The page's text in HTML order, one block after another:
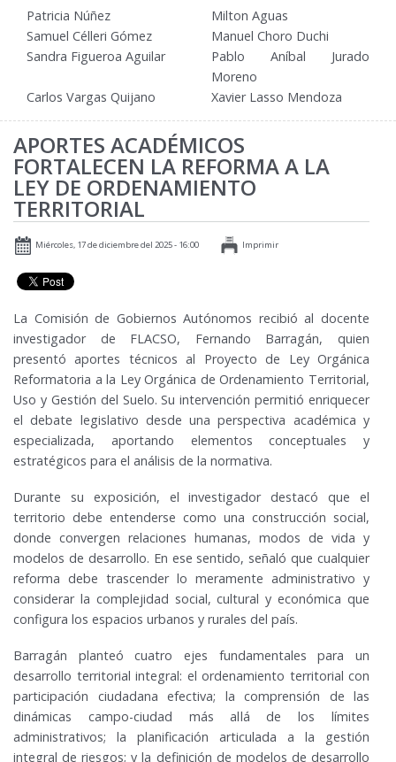
Patricia Núñez
Milton Aguas
Samuel Célleri Gómez
Manuel Choro Duchi
Sandra Figueroa Aguilar
Pablo Aníbal Jurado
Moreno
Carlos Vargas Quijano
Xavier Lasso Mendoza
APORTES ACADÉMICOS
FORTALECEN LA REFORMA A LA
LEY DE ORDENAMIENTO
TERRITORIAL
Miércoles, 17 de diciembre del 2025 - 16:00 Imprimir
La Comisión de Gobiernos Autónomos recibió al docente
investigador de FLACSO, Fernando Barragán, quien
presentó aportes técnicos al Proyecto de Ley Orgánica
Reformatoria a la Ley Orgánica de Ordenamiento Territorial,
Uso y Gestión del Suelo. Su intervención permitió enriquecer
el debate legislativo desde una perspectiva académica y
especializada, aportando elementos conceptuales y
estratégicos para el análisis de la normativa.
Durante su exposición, el investigador destacó que el
territorio debe entenderse como una construcción social,
donde convergen relaciones humanas, modos de vida y
modelos de desarrollo. En ese sentido, señaló que cualquier
reforma debe trascender lo meramente administrativo y
considerar la complejidad social, cultural y económica que
configura los espacios urbanos y rurales del país.
Barragán planteó cuatro ejes fundamentales para un
desarrollo territorial integral: el ordenamiento territorial con
participación ciudadana efectiva; la comprensión de las
dinámicas campo-ciudad más allá de los límites
administrativos; la planificación articulada a la gestión
integral de riesgos; y la definición de modelos de desarrollo